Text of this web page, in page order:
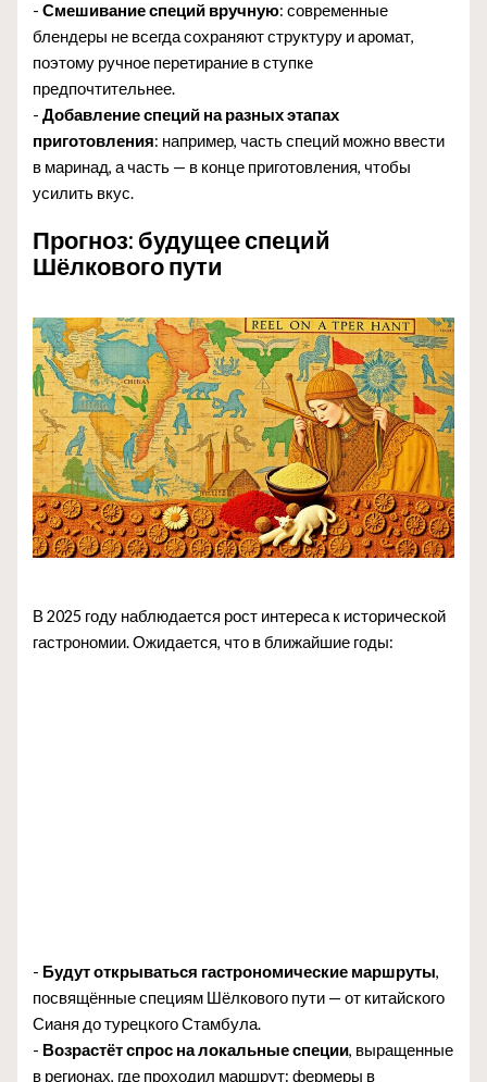
-Смешивание специй вручную: современные
блендеры не всегда сохраняют структуру и аромат,
поэтому ручное перетирание в ступке
предпочтительнее.
-Добавление специй на разных этапах
приготовления: например, часть специй можно ввести
в маринад, а часть — в конце приготовления, чтобы
усилить вкус.
Прогноз: будущее специй
Шёлкового пути
В 2025 году наблюдается рост интереса к исторической
гастрономии. Ожидается, что в ближайшие годы:
- Будут открываться гастрономические маршруты,
посвящённые специям Шёлкового пути — от китайского
Сианя до турецкого Стамбула.
- Возрастёт спрос на локальные специи, выращенные
в регионах, где проходил маршрут: фермеры в